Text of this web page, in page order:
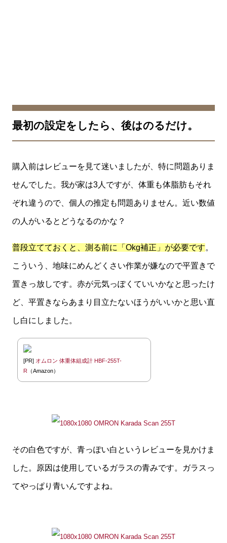
最初の設定をしたら、後はのるだけ。
購入前はレビューを見て迷いましたが、特に問題ありま
せんでした。我が家は3人ですが、体重も体脂肪もそれ
ぞれ違うので、個人の推定も問題ありません。近い数値
の人がいるとどうなるのかな？
普段立てておくと、測る前に「Okg補正」が必要です。
こういう、地味にめんどくさい作業が嫌なので平置きで
置きっ放しです。赤が元気っぽくていいかなと思ったけ
ど、平置きならあまり目立たないほうがいいかと思い直
し白にしました。
[PR] オムロン 体重体組成計 HBF-255T-
R （Amazon）
その白色ですが、青っぽい白というレビューを見かけま
した。原因は使用しているガラスの青みです。ガラスっ
てやっぱり青いんですよね。